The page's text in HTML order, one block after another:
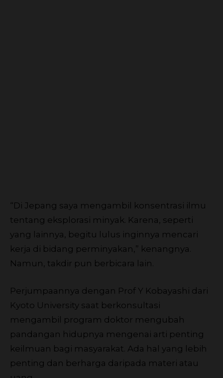
“Di Jepang saya mengambil konsentrasi ilmu
tentang eksplorasi minyak. Karena, seperti
yang lainnya, begitu lulus inginnya mencari
kerja di bidang perminyakan,” kenangnya.
Namun, takdir pun berbicara lain.
Perjumpaannya dengan Prof Y Kobayashi dari
Kyoto University saat berkonsultasi
mengambil program doktor mengubah
pandangan hidupnya mengenai arti penting
keilmuan bagi masyarakat. Ada hal yang lebih
penting dan berharga daripada materi atau